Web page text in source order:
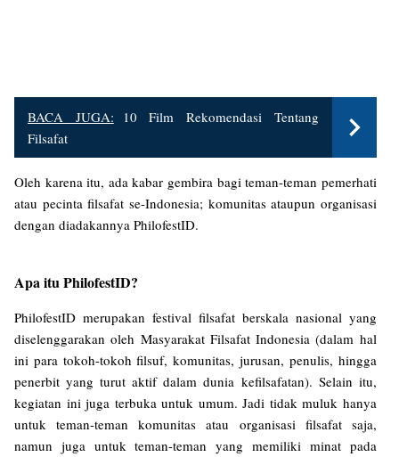
BACA JUGA:
10 Film Rekomendasi Tentang
Filsafat
Oleh karena itu, ada kabar gembira bagi teman-teman pemerhati
atau pecinta filsafat se-Indonesia; komunitas ataupun organisasi
dengan diadakannya PhilofestID.
Apa itu PhilofestID?
PhilofestID merupakan festival filsafat berskala nasional yang
diselenggarakan oleh Masyarakat Filsafat Indonesia (dalam hal
ini para tokoh-tokoh filsuf, komunitas, jurusan, penulis, hingga
penerbit yang turut aktif dalam dunia kefilsafatan). Selain itu,
kegiatan ini juga terbuka untuk umum. Jadi tidak muluk hanya
untuk teman-teman komunitas atau organisasi filsafat saja,
namun juga untuk teman-teman yang memiliki minat pada